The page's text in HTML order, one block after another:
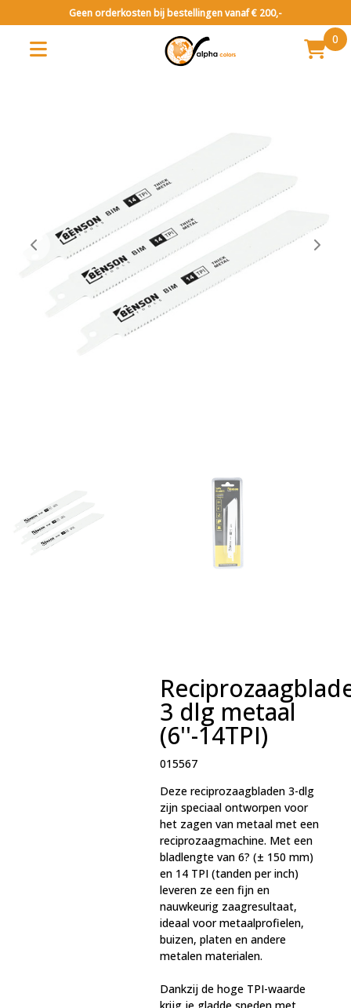
Geen orderkosten bij bestellingen vanaf € 200,-
0
3 dlg metaal
(6''-14TPI)
015567
Deze reciprozaagbladen 3-dlg
zijn speciaal ontworpen voor
het zagen van metaal met een
reciprozaagmachine. Met een
bladlengte van 6? (± 150 mm)
en 14 TPI (tanden per inch)
leveren ze een fijn en
nauwkeurig zaagresultaat,
ideaal voor metaalprofielen,
buizen, platen en andere
metalen materialen.
Dankzij de hoge TPI-waarde